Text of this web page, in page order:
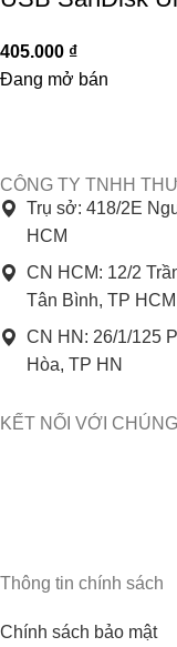
405.000 ₫
Đang mở bán
CÔNG TY TNHH
Trụ sở: 418/2E
HCM
CN HCM: 12/2
Tân Bình, TP HCM
CN HN: 26/1/125
Hòa, TP HN
KẾT NỐI VỚI CHÚNG
Thông tin chính sách
Chính sách bảo mật